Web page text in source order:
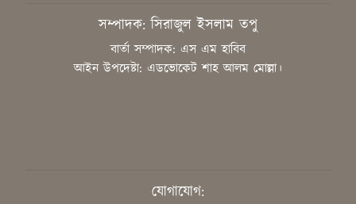
সাংবাদিককে হয়রানির অভিযোগ,
নিরপেক্ষ তদন্ত চাইলেন কাপাসিয়ার
গণমাধ্যমকর্মীরা
সম্পাদক: সিরাজুল ইসলাম তপু
বার্তা সম্পাদক: এস এম হাবিব
আইন উপদেষ্টা: এডভোকেট শাহ আলম মোল্লা।
যোগাযোগ: